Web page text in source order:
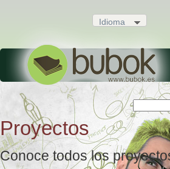
Idioma .
Proyectos
Conoce todos los